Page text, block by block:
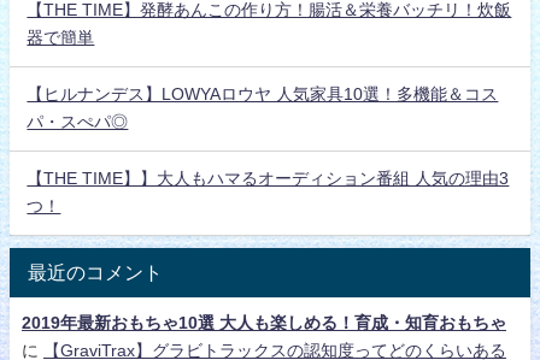
【THE TIME】発酵あんこの作り方！腸活＆栄養バッチリ！炊飯
器で簡単
【ヒルナンデス】LOWYAロウヤ 人気家具10選！多機能＆コス
パ・スぺパ◎
【THE TIME】】大人もハマるオーディション番組 人気の理由3
つ！
最近のコメント
2019年最新おもちゃ10選 大人も楽しめる！育成・知育おもちゃ
に
【GraviTrax】グラビトラックスの認知度ってどのくらいある